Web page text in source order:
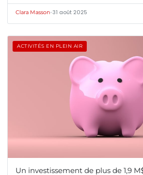
Clara Masson•31 août 2025
ACTIVITÉS EN PLEIN AIR
Un investissement de plus de 1,9